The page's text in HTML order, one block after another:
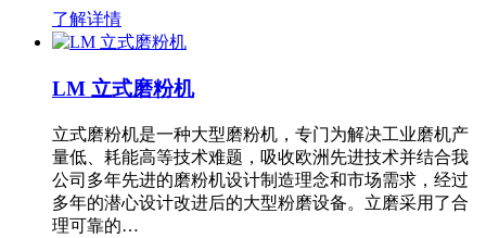
了解详情
LM 立式磨粉机
立式磨粉机是一种大型磨粉机，专门为解决工业磨机产
量低、耗能高等技术难题，吸收欧洲先进技术并结合我
公司多年先进的磨粉机设计制造理念和市场需求，经过
多年的潜心设计改进后的大型粉磨设备。立磨采用了合
理可靠的…